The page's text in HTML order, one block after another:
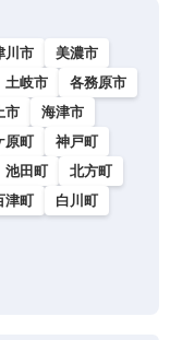
川市
美濃市
土岐市
各務原市
市
海津市
原町
神戸町
池田町
北方町
津町
白川町